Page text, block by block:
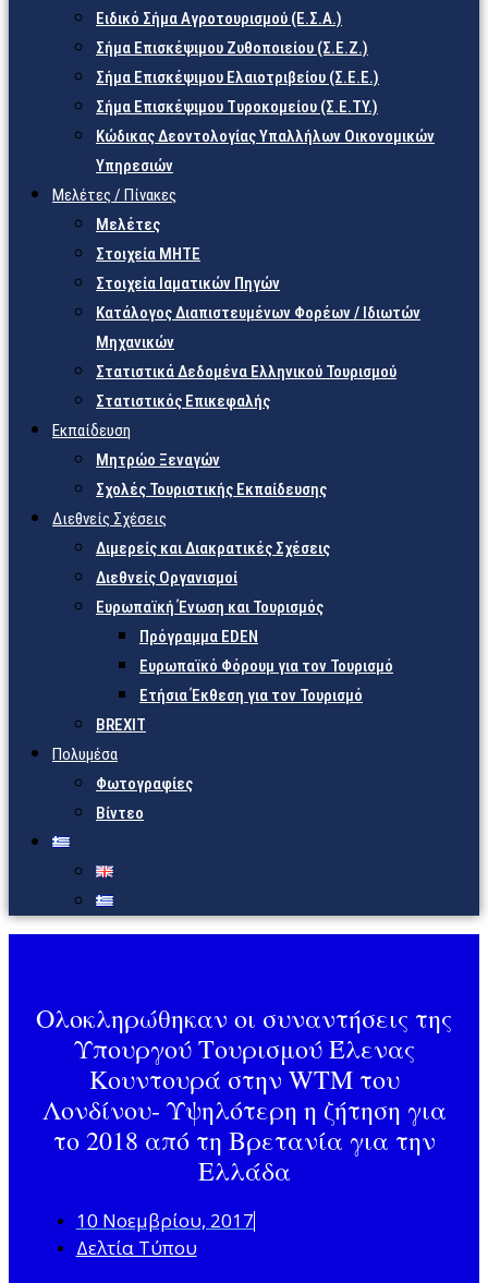
Ειδικό Σήμα Αγροτουρισμού (Ε.Σ.Α.)
Σήμα Επισκέψιμου Ζυθοποιείου (Σ.Ε.Ζ.)
Σήμα Επισκέψιμου Ελαιοτριβείου (Σ.Ε.Ε.)
Σήμα Επισκέψιμου Τυροκομείου (Σ.Ε.TY.)
Κώδικας Δεοντολογίας Υπαλλήλων Οικονομικών
Υπηρεσιών
Μελέτες / Πίνακες
Μελέτες
Στοιχεία ΜΗΤΕ
Στοιχεία Ιαματικών Πηγών
Κατάλογος Διαπιστευμένων Φορέων / Ιδιωτών
Μηχανικών
Στατιστικά Δεδομένα Ελληνικού Τουρισμού
Στατιστικός Επικεφαλής
Εκπαίδευση
Μητρώο Ξεναγών
Σχολές Τουριστικής Εκπαίδευσης
Διεθνείς Σχέσεις
Διμερείς και Διακρατικές Σχέσεις
Διεθνείς Οργανισμοί
Ευρωπαϊκή Ένωση και Τουρισμός
Πρόγραμμα EDEN
Ευρωπαϊκό Φόρουμ για τον Τουρισμό
Ετήσια Έκθεση για τον Τουρισμό
BREXIT
Πολυμέσα
Φωτογραφίες
Βίντεο
Ολοκληρώθηκαν οι συναντήσεις της
Υπουργού Τουρισμού Έλενας
Κουντουρά στην WTM του
Λονδίνου- Υψηλότερη η ζήτηση για
το 2018 από τη Βρετανία για την
Ελλάδα
10 Νοεμβρίου, 2017
Δελτία Τύπου